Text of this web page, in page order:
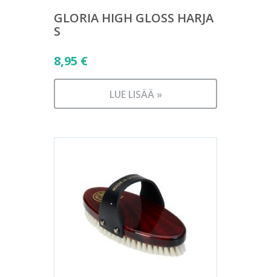
GLORIA HIGH GLOSS HARJA
S
8,95 €
LUE LISÄÄ »